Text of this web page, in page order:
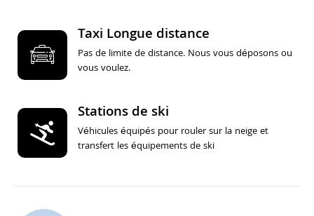
Taxi Longue distance
Pas de limite de distance. Nous vous déposons ou
vous voulez.
Stations de ski
Véhicules équipés pour rouler sur la neige et
transfert les équipements de ski